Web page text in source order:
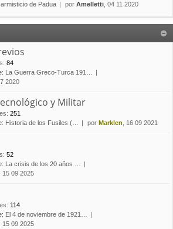
armisticio de Padua por Amelletti , 04 11 2020
: 84
La Guerra Greco-Turca 191…
2020
y Militar
: 251
Historia de los Fusiles (… por Marklen , 16 09 2021
: 52
La crisis de los 20 años …
, 15 09 2025
: 114
El 4 de noviembre de 1921…
, 15 09 2025